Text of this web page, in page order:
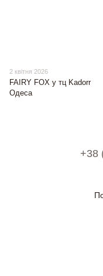
2 квітня 2026
FAIRY FOX у тц Kadorr
Одеса
+38